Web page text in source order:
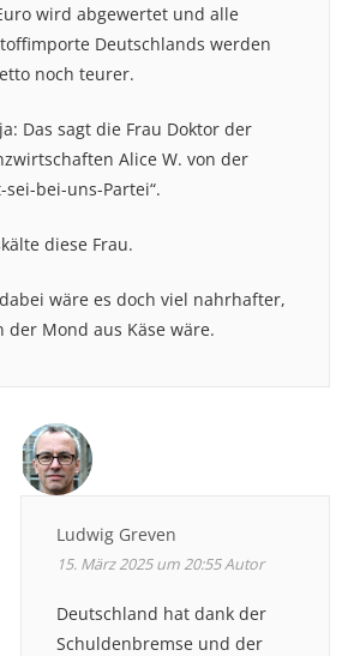
wird abgewertet und alle
Deutschlands werden
noch teurer.
Das sagt die Frau Doktor der
Alice W. von der
sei-bei-uns-Partei“.
diese Frau.
wäre es doch viel nahrhafter,
der Mond aus Käse wäre.
Ludwig Greven
15. März 2025 um 20:55Autor
Deutschland hat dank der
Schuldenbremse und der